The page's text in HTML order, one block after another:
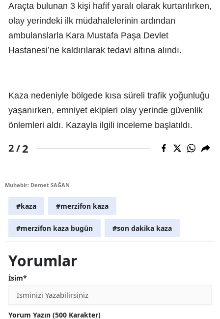
Araçta bulunan 3 kişi hafif yaralı olarak kurtarılırken,
olay yerindeki ilk müdahalelerinin ardından
ambulanslarla Kara Mustafa Paşa Devlet
Hastanesi’ne kaldırılarak tedavi altına alındı.
Kaza nedeniyle bölgede kısa süreli trafik yoğunluğu
yaşanırken, emniyet ekipleri olay yerinde güvenlik
önlemleri aldı. Kazayla ilgili inceleme başlatıldı.
2 /2
Muhabir: Demet SAĞAN
#kaza #merzifon kaza
#merzifon kaza bugün #son dakika kaza
Yorumlar
İsim*
Yorum Yazın (500 Karakter)